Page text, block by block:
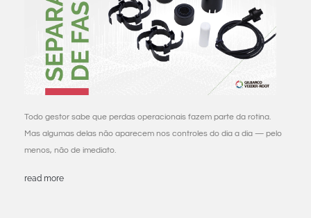
Todo gestor sabe que perdas operacionais fazem parte da rotina.
Mas algumas delas não aparecem nos controles do dia a dia — pelo
menos, não de imediato.
read more